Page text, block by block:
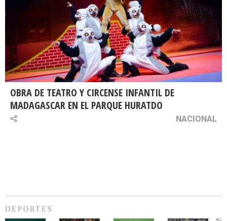
OBRA DE TEATRO Y CIRCENSE INFANTIL DE
MADAGASCAR EN EL PARQUE HURATDO
NACIONAL
DEPORTES